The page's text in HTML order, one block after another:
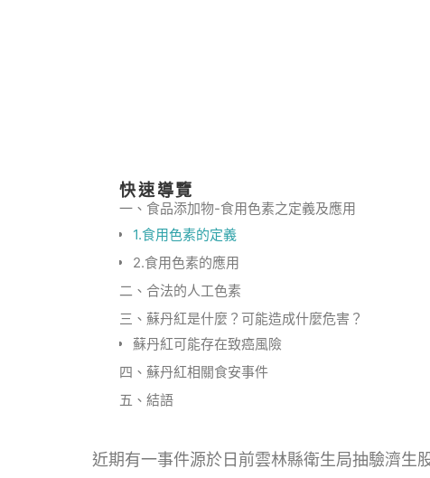
快速導覽
一、食品添加物-食用色素之定義及應用
1.食用色素的定義
2.食用色素的應用
二、合法的人工色素
三、蘇丹紅是什麼？可能造成什麼危害？
蘇丹紅可能存在致癌風險
四、蘇丹紅相關食安事件
五、結語
近期有一事件源於日前雲林縣衛生局抽驗濟生